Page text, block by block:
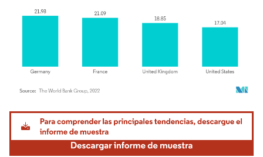
Imagen © Mordor Intelligence. El uso requiere atribución según CC BY 4.0.